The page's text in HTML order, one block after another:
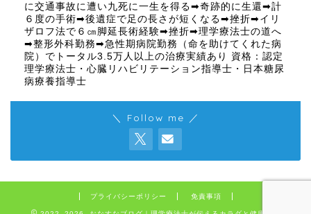
に交通事故に遭い九死に一生を得る➡奇跡的に生還➡計
６度の手術➡後遺症で足の長さが短くなる➡挫折➡イリ
ザロフ法で６㎝脚延長術経験➡挫折➡理学療法士の道へ
➡整形外科勤務➡急性期病院勤務（命を助けてくれた病
院）でトータル3.5万人以上の治療実績あり 資格：認定
理学療法士・心臓リハビリテーション指導士・日本糖尿
病療養指導士
＼ Follow me ／
プライバシーポリシー 免責事項